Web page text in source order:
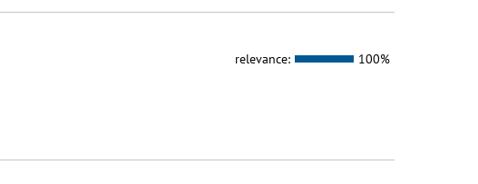
relevance: 100%